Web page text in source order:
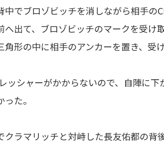
でブロゾビッチを消しながら相手の
へ出て、ブロゾビッチのマークを受け
形の中に相手のアンカーを置き、受
ッシャーがかからないので、自陣に
た。
ラマリッチと対峙した長友佑都の背